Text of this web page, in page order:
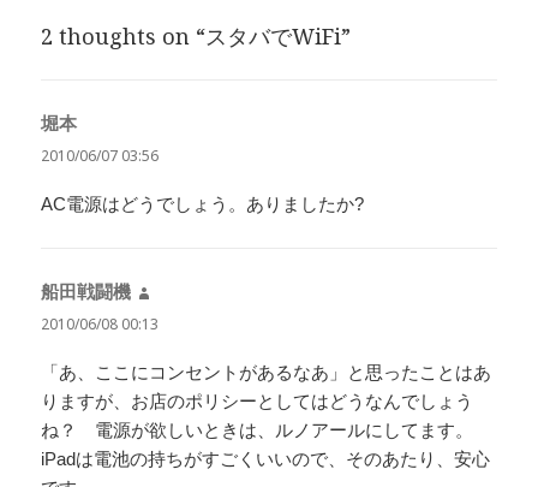
ー
2 thoughts on “スタバでWiFi”
堀本
り:
2010/06/07 03:56
AC電源はどうでしょう。ありましたか?
船田戦闘機
り:
2010/06/08 00:13
「あ、ここにコンセントがあるなあ」と思ったことはあ
りますが、お店のポリシーとしてはどうなんでしょう
ね？ 電源が欲しいときは、ルノアールにしてます。
iPadは電池の持ちがすごくいいので、そのあたり、安心